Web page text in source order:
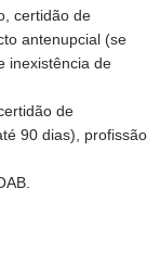
certidão de
antenupcial (se
inexistência de
de
90 dias), profissão